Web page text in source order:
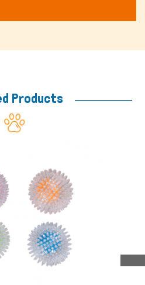
Products